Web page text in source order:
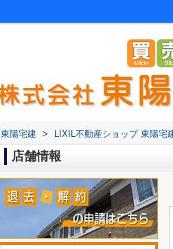
東陽宅建 > LIXIL不動産ショップ 東陽宅
店舗情報